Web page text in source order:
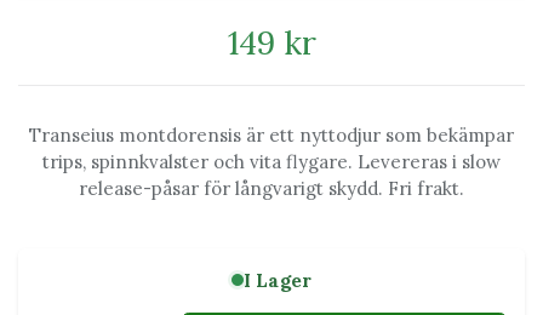
149 kr
Transeius montdorensis är ett nyttodjur som bekämpar
trips, spinnkvalster och vita flygare. Levereras i slow
release-påsar för långvarigt skydd. Fri frakt.
I Lager